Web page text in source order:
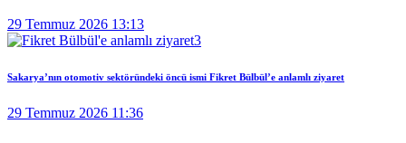
29 Temmuz 2026 13:13
Sakarya’nın otomotiv sektöründeki öncü ismi Fikret Bülbül’e anlamlı ziyaret
29 Temmuz 2026 11:36